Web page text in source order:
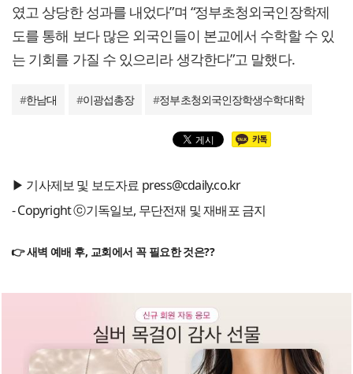
였고 상당한 성과를 내었다”며 “정부초청외국인장학제
도를 통해 보다 많은 외국인들이 본교에서 수학할 수 있
는 기회를 가질 수 있으리라 생각한다”고 말했다.
#한남대 #이광섭총장 #정부초청외국인장학생수학대학
▶ 기사제보 및 보도자료 press@cdaily.co.kr
- Copyright ⓒ기독일보, 무단전재 및 재배포 금지
👉 새벽 예배 후, 교회에서 꼭 필요한 것은??